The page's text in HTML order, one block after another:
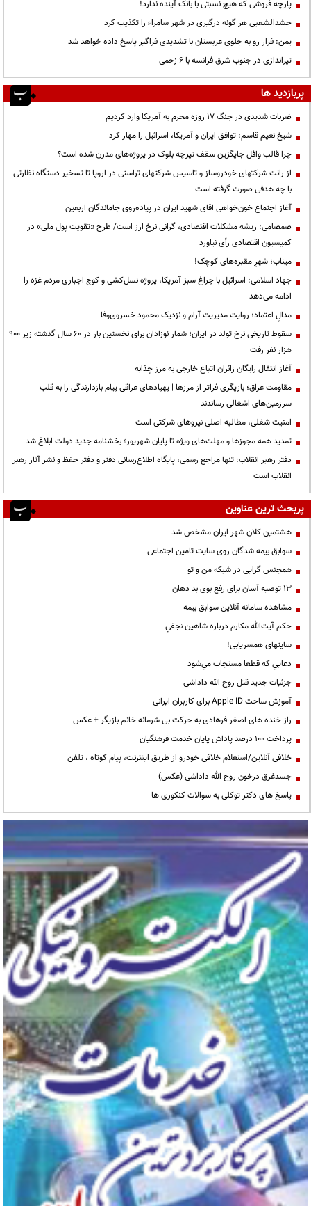
پارچه فروشی که هیچ نسبتی با بانک آینده ندارد!
حشدالشعبی هر گونه درگیری در شهر سامراء را تکذیب کرد
یمن: فرار رو به جلوی عربستان با تشدیدی فراگیر پاسخ داده خواهد شد
تیراندازی در جنوب شرق فرانسه با ۶ زخمی
پربازدید ها
ضربات شدیدی در جنگ ۱۷ روزه محرم به آمریکا وارد کردیم
شیخ نعیم قاسم: توافق ایران و آمریکا، اسرائیل را مهار کرد
چرا قالب وافل جایگزین سقف تیرچه بلوک در پروژه‌های مدرن شده است؟
از رانت‌ شرکتهای خودروساز و تاسیس شرکتهای تراستی در اروپا تا تسخیر دستگاه نظارتی
با چه هدفی صورت گرفته است
آغاز اجتماع خون‌خواهی اقای شهید ایران در پیاده‌روی جاماندگان اربعین
صمصامی: ریشه مشکلات اقتصادی، گرانی نرخ ارز است/ طرح «تقویت پول ملی» در
کمیسیون اقتصادی رأی نیاورد
میناب؛ شهرِ مقبره‌های کوچک!
جهاد اسلامی: اسرائیل با چراغ سبز آمریکا، پروژه نسل‌کشی و کوچ اجباری مردم غزه را
ادامه می‌دهد
مدالِ اعتماد؛ روایت مدیریت آرام و نزدیک محمود خسروی‌وفا
سقوط تاریخی نرخ تولد در ایران؛ شمار نوزادان برای نخستین بار در ۶۰ سال گذشته زیر ۹۰۰
هزار نفر رفت
آغاز انتقال رایگان زائران اتباع خارجی به مرز چذابه
مقاومت عراق؛ بازیگری فراتر از مرزها | پهپادهای عراقی پیام بازدارندگی را به قلب
سرزمین‌های اشغالی رساندند
‌امنیت شغلی، مطالبه اصلی نیروهای شرکتی است
تمدید همه مجوزها و مهلت‌های ویژه تا پایان شهریور؛ بخشنامه جدید دولت ابلاغ شد
دفتر رهبر انقلاب: تنها مراجع رسمی، پایگاه اطلاع‌رسانی دفتر و دفتر حفظ و نشر آثار رهبر
انقلاب است
پربحث ترین عناوین
هشتمین کلان شهر ایران مشخص شد
سوابق بیمه شدگان روی سایت تامین اجتماعی
همجنس گرایی در شبکه من و تو
13 توصیه آسان برای رفع بوی بد دهان
مشاهده سامانه آنلاين سوابق بیمه
حكم آيت‌الله مكارم درباره شاهين نجفي
سایتهای همسریابی!
دعايي كه قطعا مستجاب مي‌شود
جزئیات جدید قتل روح الله داداشی
آموزش ساخت Apple ID برای کاربران ایرانی
راز خنده های اصغر فرهادی به حرکت بی شرمانه خانم بازیگر + عکس
پرداخت ۱۰۰ درصد پاداش پایان خدمت فرهنگیان
خلافی آنلاین/استعلام خلافی خودرو از طریق اینترنت، پیام کوتاه ، تلفن
جسدغرق درخون روح الله داداشی (عکس)
پاسخ های دکتر توکلی به سوالات کنکوری ها